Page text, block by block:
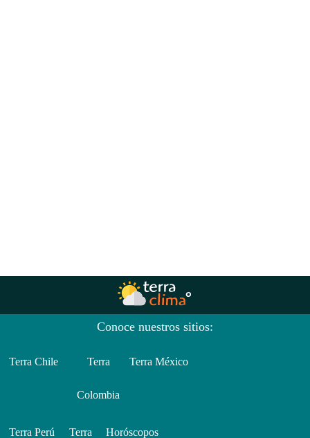
Conoce nuestros sitios:
Terra Chile Terra
Colombia
Terra México
Terra Perú Terra Horóscopos